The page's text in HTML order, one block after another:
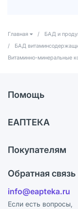
Главная / БАД и
/
БАД
Витаминно-минеральные
Помощь
Самовывоз из
Ответы на вопросы
Блог
ЕАПТЕКА
Карьера
Поставщики
Лицензия
Реклама на сайте
Покупателям
Программа
Обратная связь
info@eapteka.ru
Если есть вопросы,